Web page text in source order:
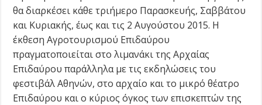
θα διαρκέσει κάθε τριήμερο Παρασκευής, Σαββάτου
και Κυριακής, έως και τις 2 Αυγούστου 2015. Η
έκθεση Αγροτουρισμού Επιδαύρου
πραγματοποιείται στο λιμανάκι της Αρχαίας
Επιδαύρου παράλληλα με τις εκδηλώσεις του
φεστιβάλ Αθηνών, στο αρχαίο και το μικρό θέατρο
Επιδαύρου και ο κύριος όγκος των επισκεπτών της